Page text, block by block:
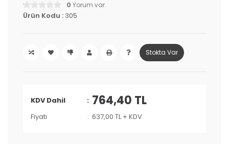
0 Yorum var.
Ürün Kodu : 305
Stokta Var
KDV Dahil 764,40 TL
Fiyatı 637,00 TL + KDV